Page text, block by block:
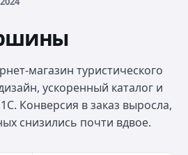
магазин туристического
ускоренный каталог и
Конверсия в заказ выросла,
снизились почти вдвое.